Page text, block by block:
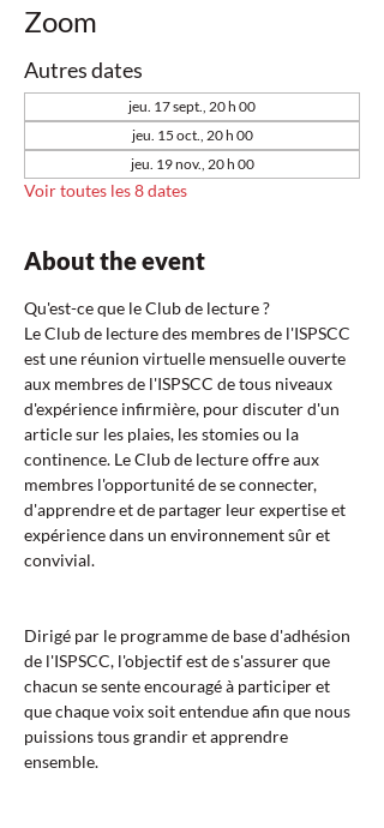
Zoom
Autres dates
jeu. 17 sept., 20 h 00
jeu. 15 oct., 20 h 00
jeu. 19 nov., 20 h 00
Voir toutes les 8 dates
About the event
Qu'est-ce que le Club de lecture ?
Le Club de lecture des membres de l'ISPSCC
est une réunion virtuelle mensuelle ouverte
aux membres de l'ISPSCC de tous niveaux
d'expérience infirmière, pour discuter d'un
article sur les plaies, les stomies ou la
continence. Le Club de lecture offre aux
membres l'opportunité de se connecter,
d'apprendre et de partager leur expertise et
expérience dans un environnement sûr et
convivial.
Dirigé par le programme de base d'adhésion
de l'ISPSCC, l'objectif est de s'assurer que
chacun se sente encouragé à participer et
que chaque voix soit entendue afin que nous
puissions tous grandir et apprendre
ensemble.